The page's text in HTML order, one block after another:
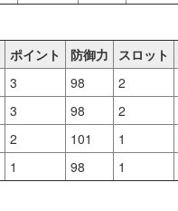
ポイント 防御力 スロット
3 98 2
3 98 2
2 101 1
1 98 1